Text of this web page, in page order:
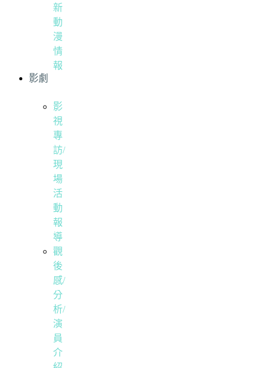
新
動
漫
情
報
影劇
影
視
專
訪/
現
場
活
動
報
導
觀
後
感/
分
析/
演
員
介